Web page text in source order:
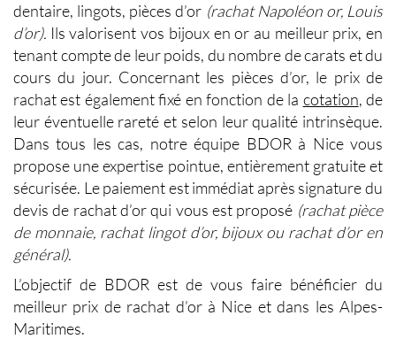
dentaire, lingots, pièces d’or (rachat Napoléon or, Louis
d’or). Ils valorisent vos bijoux en or au meilleur prix, en
tenant compte de leur poids, du nombre de carats et du
cours du jour. Concernant les pièces d’or, le prix de
rachat est également fixé en fonction de la cotation, de
leur éventuelle rareté et selon leur qualité intrinsèque.
Dans tous les cas, notre équipe BDOR à Nice vous
propose une expertise pointue, entièrement gratuite et
sécurisée. Le paiement est immédiat après signature du
devis de rachat d’orqui vous est proposé (rachat pièce
de monnaie, rachat lingot d’or, bijoux ou rachat d’or en
général).
L’objectif de BDOR est de vous faire bénéficier du
meilleur prix de rachat d’or à Nice et dans les Alpes-
Maritimes.